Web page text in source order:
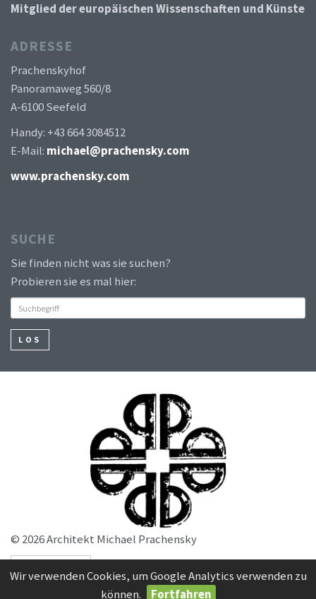
Wir verwenden Cookies, um Google Analytics verwenden zu
können.
Fortfahren
Mitglied der europäischen Wissenschaften und Künste
ADRESSE
Prachenskyhof
Panoramaweg 560/8
A-6100 Seefeld
Handy: +43 664 3084512
E-Mail: michael@prachensky.com
www.prachensky.com
SUCHE
Sie finden nicht was sie suchen?
Probieren sie es mal hier:
LOS
© 2026 Architekt Michael Prachensky